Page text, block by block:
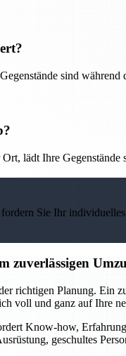
sind während
lädt Ihre
Sie Ihr
zuverlässigen
richtigen Planung. Ein
voll und ganz auf Ihre
Know-how,
geschultes